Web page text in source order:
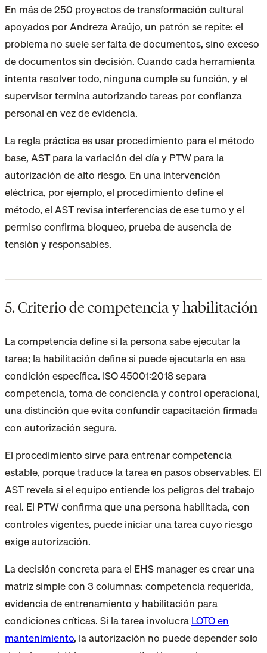
En más de 250 proyectos de transformación cultural
apoyados por Andreza Araújo, un patrón se repite: el
problema no suele ser falta de documentos, sino exceso
de documentos sin decisión. Cuando cada herramienta
intenta resolver todo, ninguna cumple su función, y el
supervisor termina autorizando tareas por confianza
personal en vez de evidencia.
La regla práctica es usar procedimiento para el método
base, AST para la variación del día y PTW para la
autorización de alto riesgo. En una intervención
eléctrica, por ejemplo, el procedimiento define el
método, el AST revisa interferencias de ese turno y el
permiso confirma bloqueo, prueba de ausencia de
tensión y responsables.
5. Criterio de competencia y habilitación
La competencia define si la persona sabe ejecutar la
tarea; la habilitación define si puede ejecutarla en esa
condición específica. ISO 45001:2018 separa
competencia, toma de conciencia y control operacional,
una distinción que evita confundir capacitación firmada
con autorización segura.
El procedimiento sirve para entrenar competencia
estable, porque traduce la tarea en pasos observables. El
AST revela si el equipo entiende los peligros del trabajo
real. El PTW confirma que una persona habilitada, con
controles vigentes, puede iniciar una tarea cuyo riesgo
exige autorización.
La decisión concreta para el EHS manager es crear una
matriz simple con 3 columnas: competencia requerida,
evidencia de entrenamiento y habilitación para
condiciones críticas. Si la tarea involucraLOTO en
mantenimiento, la autorización no puede depender solo